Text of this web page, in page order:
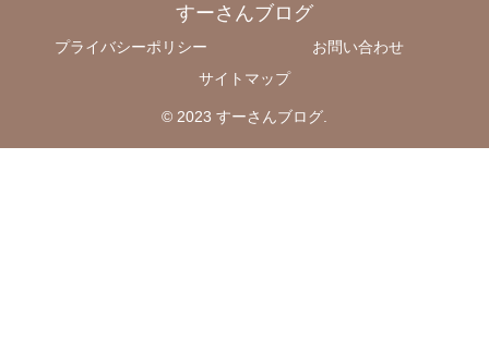
すーさんブログ
プライバシーポリシー
お問い合わせ
サイトマップ
© 2023 すーさんブログ.